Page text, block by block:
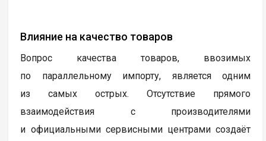
Влияние на качество товаров
Вопрос качества товаров, ввозимых
по параллельному импорту, является одним
из самых острых. Отсутствие прямого
взаимодействия с производителями
и официальными сервисными центрами создаёт